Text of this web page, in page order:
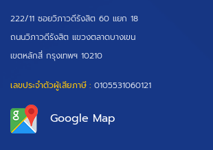
222/11 ซอยวิภาวดีรังสิต 60 แยก 18
ถนนวิภาวดีรังสิต แขวงตลาดบางเขน
เขตหลักสี่ กรุงเทพฯ 10210
เลขประจำตัวผู้เสียภาษี : 0105531060121
Google Map